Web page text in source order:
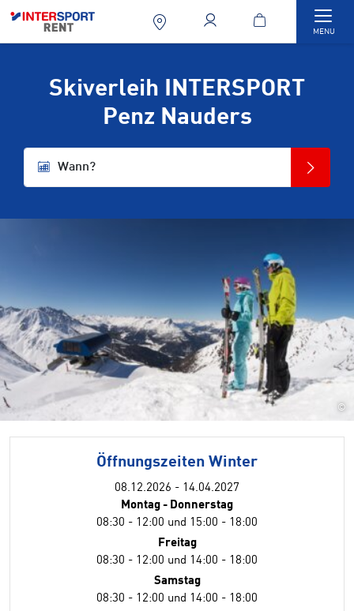
MENU
Skiverleih INTERSPORT
Penz Nauders
Wann?
©
Öffnungszeiten Winter
08.12.2026 - 14.04.2027
Montag - Donnerstag
08:30 - 12:00 und 15:00 - 18:00
Freitag
08:30 - 12:00 und 14:00 - 18:00
Samstag
08:30 - 12:00 und 14:00 - 18:00